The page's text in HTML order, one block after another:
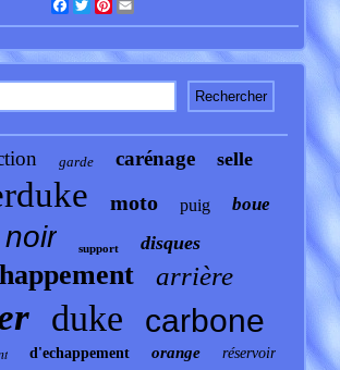
Facebook
TwitterPinterest
garde carénage selle
moto puig boue
noir support disques
arrière
duke carbone
d'echappement orange réservoir